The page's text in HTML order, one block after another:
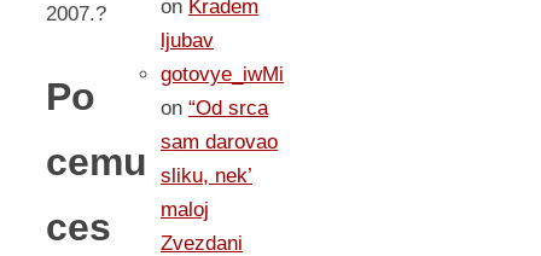
2007.?
Po
cemu
ces
on Kradem
ljubav
gotovye_iwMi
on “Od srca
sam darovao
sliku, nek’
maloj
Zvezdani